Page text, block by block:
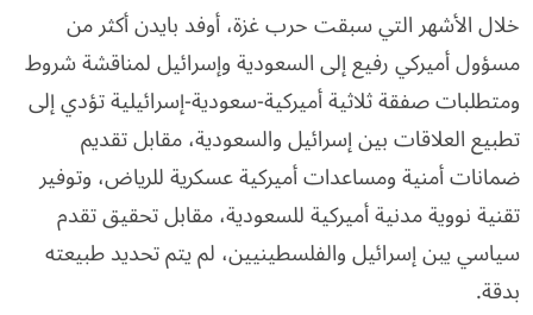
خلال الأشهر التي سبقت حرب غزة، أوفد بايدن أكثر من
مسؤول أميركي رفيع إلى السعودية وإسرائيل لمناقشة شروط
ومتطلبات صفقة ثلاثية أميركية-سعودية-إسرائيلية تؤدي إلى
تطبيع العلاقات بين إسرائيل والسعودية، مقابل تقديم
ضمانات أمنية ومساعدات أميركية عسكرية للرياض، وتوفير
تقنية نووية مدنية أميركية للسعودية، مقابل تحقيق تقدم
سياسي يبن إسرائيل والفلسطينيين، لم يتم تحديد طبيعته
بدقة.